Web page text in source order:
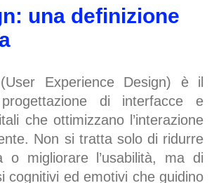
una definizione
(User Experience Design) è il
di interfacce e
che ottimizzano l’interazione
Non si tratta solo di ridurre
o migliorare l’usabilità, ma di
cognitivi ed emotivi che guidino